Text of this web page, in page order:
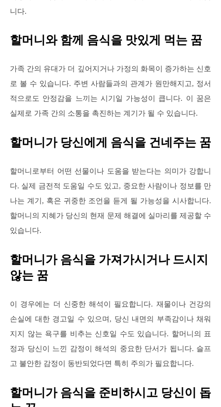
니다.
할머니와 함께 음식을 맛있게 먹는 꿈
가족 간의 유대가 더 깊어지거나 가정의 화목이 증가하는 신호
로 볼 수 있습니다. 주변 사람들과의 관계가 원만해지고, 정서
적으로도 안정감을 느끼는 시기일 가능성이 큽니다. 이 꿈은
실제로 가족 간의 소통을 촉진하는 계기가 될 수 있습니다.
할머니가 당신에게 음식을 건네주는 꿈
할머니로부터 어떤 선물이나 도움을 받는다는 의미가 강합니
다. 실제 금전적 도움일 수도 있고, 중요한 사람이나 정보를 만
나는 계기, 혹은 귀중한 조언을 듣게 될 가능성을 시사합니다.
할머니의 지혜가 당신의 현재 문제 해결에 실마리를 제공할 수
있습니다.
할머니가 음식을 가져가시거나 드시지
않는 꿈
이 경우에는 더 신중한 해석이 필요합니다. 재물이나 건강의
손실에 대한 경고일 수 있으며, 당신 내면의 부족감이나 채워
지지 않는 욕구를 비추는 신호일 수도 있습니다. 할머니의 표
정과 당신이 느낀 감정이 해석의 중요한 단서가 됩니다. 슬프
고 불안한 감정이 동반되었다면 특히 주의가 필요합니다.
할머니가 음식을 준비하시고 당신이 돕